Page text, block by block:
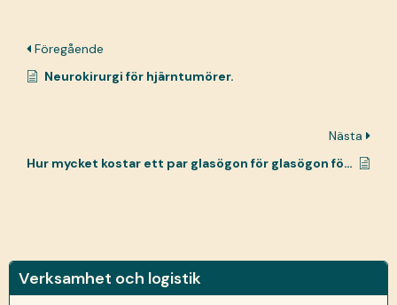
Verksamhet och logistik
Föregående
Neurokirurgi för hjärntumörer.
Nästa
Hur mycket kostar ett par glasögon för glasögon för klasser?